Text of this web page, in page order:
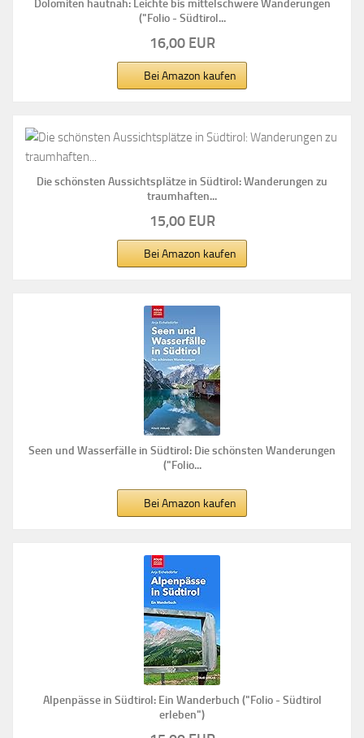
Dolomiten hautnah: Leichte bis mittelschwere Wanderungen
("Folio - Südtirol...
16,00 EUR
Bei Amazon kaufen
Die schönsten Aussichtsplätze in Südtirol: Wanderungen zu
traumhaften...
15,00 EUR
Bei Amazon kaufen
Seen und Wasserfälle in Südtirol: Die schönsten Wanderungen
("Folio...
Bei Amazon kaufen
Alpenpässe in Südtirol: Ein Wanderbuch ("Folio - Südtirol
erleben")